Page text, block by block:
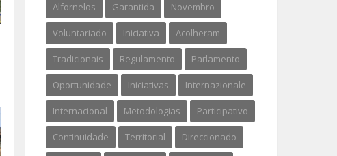
Alfornelos Garantida Novembro
Voluntariado Iniciativa Acolheram
Tradicionais Regulamento Parlamento
Oportunidade Iniciativas Internazionale
Internacional Metodologias Participativo
Continuidade Territorial Direccionado